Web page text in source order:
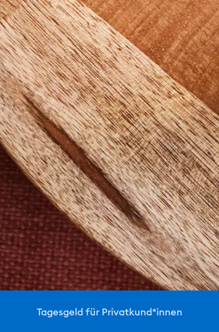
Tagesgeld für Privatkund*innen